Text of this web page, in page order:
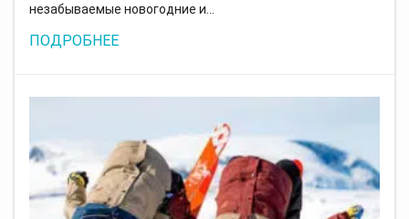
незабываемые новогодние и…
ПОДРОБНЕЕ